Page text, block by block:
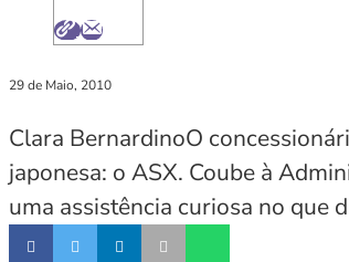
29 de Maio, 2010
Clara BernardinoO
japonesa: o ASX. Coube à
uma assistência curiosa no que